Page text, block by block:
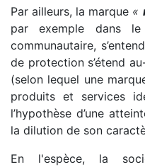
Par ailleurs, la marque «
par exemple dans
communautaire,
de protection s’étend
(selon lequel une
produits et services
l’hypothèse d’une
la dilution de son
En l'espèce, la